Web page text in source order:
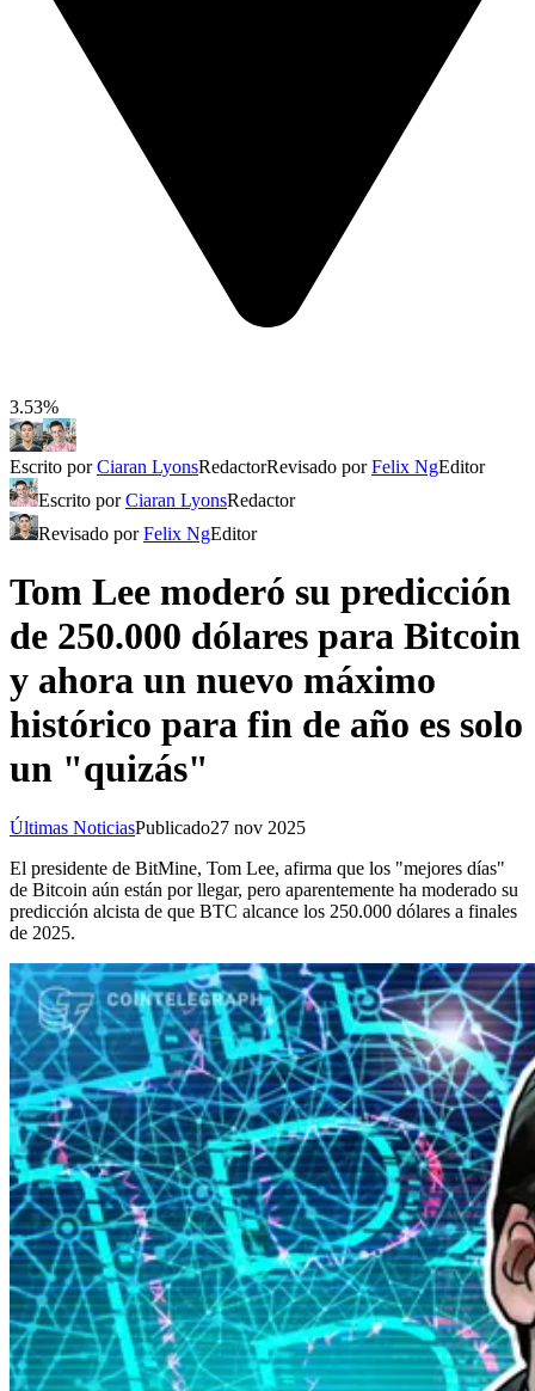
3.53%
Escrito porCiaran LyonsRedactorRevisado porFelix NgEditor
Escrito porCiaran LyonsRedactor
Revisado porFelix NgEditor
Tom Lee moderó su predicción
de 250.000 dólares para Bitcoin
y ahora un nuevo máximo
histórico para fin de año es solo
un "quizás"
Últimas NoticiasPublicado27 nov 2025
El presidente de BitMine, Tom Lee, afirma que los "mejores días"
de Bitcoin aún están por llegar, pero aparentemente ha moderado su
predicción alcista de que BTC alcance los 250.000 dólares a finales
de 2025.